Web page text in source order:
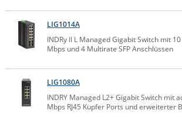
IP, WLAN & GSM Sensorik
Datenlogger
IoT - Internet of Things
Remote I/O
IPC, Industrielle Netzwerktechnik & WLAN
Wi-Fi - WLAN - Wireless
Sonstige
Serverräume
RMA / Rücksendung / Support
Comet System
CompleTech
Contemporary Controls
Digi
Eaton
Elsys
LIG1014A
INDRy II L Managed Gigabit Switch mit
Mbps und 4 Multirate SFP Anschlüssen
LIG1080A
INDRY Managed L2+ Gigabit Switch mit
Mbps RJ45 Kupfer Ports und erweiterter